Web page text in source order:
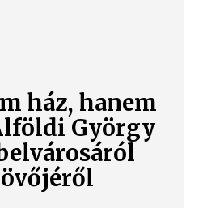
ház, hanem
György